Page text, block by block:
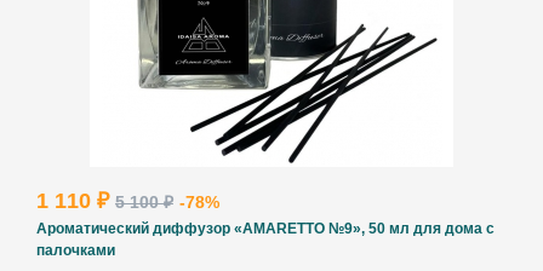
1 110 ₽ 5 100 ₽ -78%
Ароматический диффузор «AMARETTO №9», 50 мл для дома с
палочками